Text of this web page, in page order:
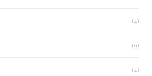
(4)
(9)
(4)